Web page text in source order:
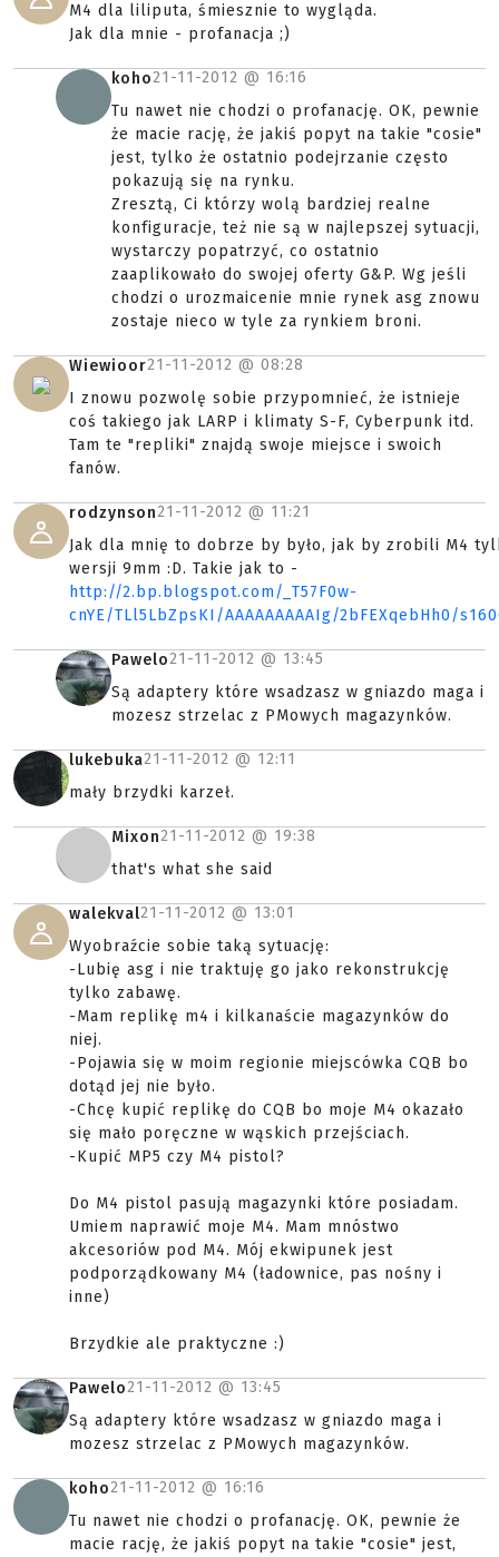
M4 dla liliputa, śmiesznie to wygląda.
Jak dla mnie - profanacja ;)
koho21-11-2012 @ 16:16
Tu nawet nie chodzi o profanację. OK, pewnie
że macie rację, że jakiś popyt na takie "cosie"
jest, tylko że ostatnio podejrzanie często
pokazują się na rynku.
Zresztą, Ci którzy wolą bardziej realne
konfiguracje, też nie są w najlepszej sytuacji,
wystarczy popatrzyć, co ostatnio
zaaplikowało do swojej oferty G&P. Wg jeśli
chodzi o urozmaicenie mnie rynek asg znowu
zostaje nieco w tyle za rynkiem broni.
Wiewioor21-11-2012 @ 08:28
I znowu pozwolę sobie przypomnieć, że istnieje
coś takiego jak LARP i klimaty S-F, Cyberpunk itd.
Tam te "repliki" znajdą swoje miejsce i swoich
fanów.
rodzynson21-11-2012 @ 11:21
Jak dla mnię to dobrze by było, jak by zrobili M4
wersji 9mm :D. Takie jak to -
http://2.bp.blogspot.com/_T57F0w-
cnYE/TLl5LbZpsKI/AAAAAAAAAIg/2bFEXqebHh0/
Pawelo21-11-2012 @ 13:45
Są adaptery które wsadzasz w gniazdo maga i
mozesz strzelac z PMowych magazynków.
lukebuka21-11-2012 @ 12:11
mały brzydki karzeł.
Mixon21-11-2012 @ 19:38
that's what she said
walekval21-11-2012 @ 13:01
Wyobraźcie sobie taką sytuację:
-Lubię asg i nie traktuję go jako rekonstrukcję
tylko zabawę.
-Mam replikę m4 i kilkanaście magazynków do
niej.
-Pojawia się w moim regionie miejscówka CQB bo
dotąd jej nie było.
-Chcę kupić replikę do CQB bo moje M4 okazało
się mało poręczne w wąskich przejściach.
-Kupić MP5 czy M4 pistol?
Do M4 pistol pasują magazynki które posiadam.
Umiem naprawić moje M4. Mam mnóstwo
akcesoriów pod M4. Mój ekwipunek jest
podporządkowany M4 (ładownice, pas nośny i
inne)
Brzydkie ale praktyczne :)
Pawelo21-11-2012 @ 13:45
Są adaptery które wsadzasz w gniazdo maga i
mozesz strzelac z PMowych magazynków.
koho21-11-2012 @ 16:16
Tu nawet nie chodzi o profanację. OK, pewnie że
macie rację, że jakiś popyt na takie "cosie" jest,